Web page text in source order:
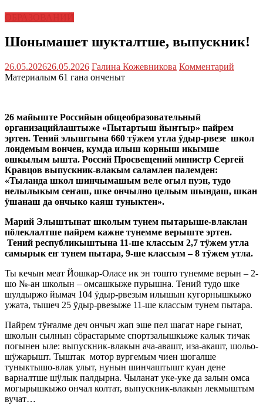
Шонымашет шукталтше, выпускник!
26.05.202626.05.2026 Галина Кожевникова Комментарий
Материалым 61 гана онченыт
26 майыште Российын общеобразовательный
организацийлаштыже «Пытартыш йыҥгыр» пайрем
эртен. Тений элыштына 660 тӱжем утла ӱдыр-рвезе школ
лондемым вончен, кумда илыш корныш икымше
ошкылым ышта. Россий Просвещений министр Сергей
Кравцов выпускник-влакым саламлен палемден:
«Тыланда школ шинчымашым веле огыл пуэн, тудо
нелылыкым сеҥаш, шке ончылно цельым шындаш, шкан
ӱшанаш да ончыко каяш туныктен».
Марий Элыштынат школым тунем пытарыше-влаклан
пӧлеклалтше пайрем кажне тунемме верыште эртен.
Тений республикыштына 11-ше классым 2,7 тӱжем утла
самырык еҥ тунем пытара, 9-ше классым – 8 тӱжем утла.
Ты кечын меат Йошкар-Оласе ик эн тошто тунемме верын – 2-
шо №-ан школын – омсашкыже пурышна. Тений тудо шке
шулдыржо йымач 104 ӱдыр-рвезым илышын кугорнышкыжо
ужата, тышеч 25 ӱдыр-рвезыже 11-ше классым тунем пытара.
Пайрем тӱҥалме деч ончыч жап эше пел шагат наре гынат,
школын сылнын сӧрастарыме спортзалышкыже калык тичак
погынен ыле: выпускник-влакын ача-авашт, иза-акашт, шольо-
шӱжарышт. Тыштак мотор вургемым чиен шогалше
туныктышо-влак улыт, нунын шинчаштышт куан дене
варналтше шӱлык палдырна. Чыланат уке-уке да залын омса
могырышкыжо ончал колтат, выпускник-влакын лекмыштым
вучат…